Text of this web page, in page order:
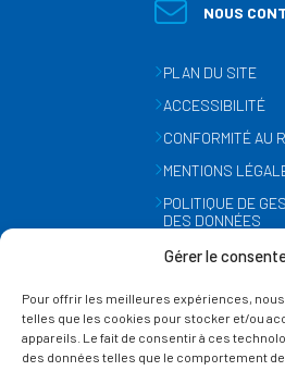
Gérer le
Pour offrir les meilleures expériences,
telles que les cookies pour stocker et/ou
appareils. Le fait de consentir à ces
des données telles que le comportement
NOUS
PLAN DU SITE
ACCESSIBILITÉ
CONFORMITÉ AU
MENTIONS
POLITIQUE DE
DES DONNÉES
GESTION DES